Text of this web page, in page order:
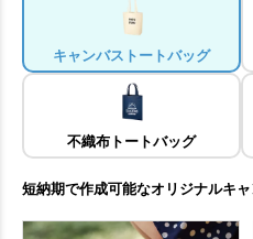
キャンバストートバッグ
不織布トートバッグ
短納期で作成可能なオリジナルキ